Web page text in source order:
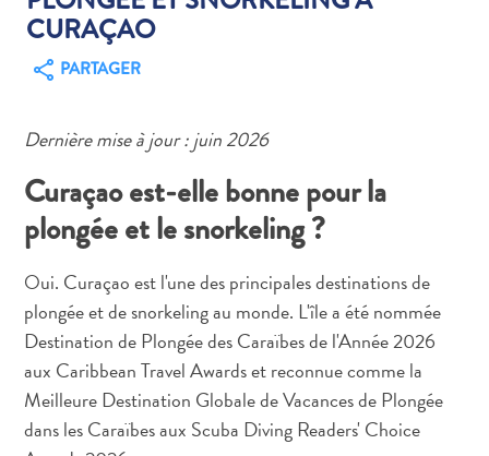
Art
culture
autre
Aventures
sur
l’île
Cuisine
mer
Location
CURAÇAO
PARTAGER
Dernière mise à jour : juin 2026
Curaçao est-elle bonne pour la
plongée et le snorkeling ?
Oui. Curaçao est l'une des principales destinations de
plongée et de snorkeling au monde. L'île a été nommée
Destination de Plongée des Caraïbes de l'Année 2026
aux Caribbean Travel Awards et reconnue comme la
Meilleure Destination Globale de Vacances de Plongée
dans les Caraïbes aux Scuba Diving Readers' Choice